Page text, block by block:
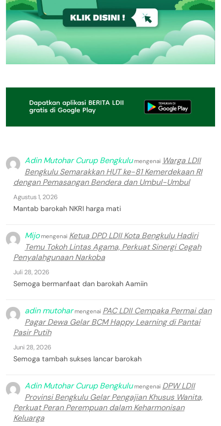
Adin Mutohar Curup Bengkulumengenai Warga LDII
Bengkulu Semarakkan HUT ke-81 Kemerdekaan RI
dengan Pemasangan Bendera dan Umbul-Umbul
Agustus 1, 2026
Mantab barokah NKRI harga mati
Mijomengenai Ketua DPD LDII Kota Bengkulu Hadiri
Temu Tokoh Lintas Agama, Perkuat Sinergi Cegah
Penyalahgunaan Narkoba
Juli 28, 2026
Semoga bermanfaat dan barokah Aamiin
adin mutoharmengenai PAC LDII Cempaka Permai dan
Pagar Dewa Gelar BCM Happy Learning di Pantai
Pasir Putih
Juni 28, 2026
Semoga tambah sukses lancar barokah
Adin Mutohar Curup Bengkulumengenai DPW LDII
Provinsi Bengkulu Gelar Pengajian Khusus Wanita,
Perkuat Peran Perempuan dalam Keharmonisan
Keluarga